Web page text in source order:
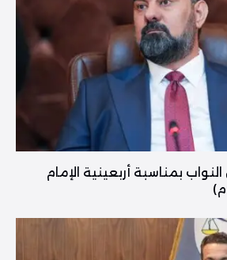
بمناسبة أربعينية الإمام